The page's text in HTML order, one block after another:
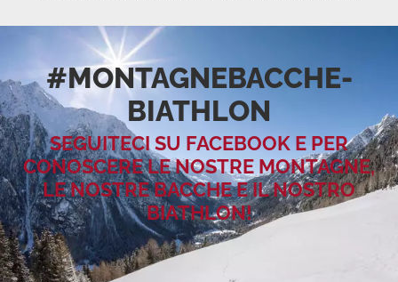
#MONTAGNEBACCHE­
BIATHLON
SEGUITECI SU FACEBOOK E PER
CONOSCERE LE NOSTRE MONTAGNE,
LE NOSTRE BACCHE E IL NOSTRO
BIATHLON!